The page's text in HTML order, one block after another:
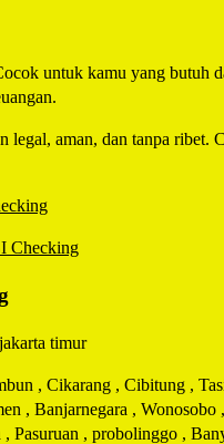
untuk kamu yang butuh
legal, aman, dan tanpa
Checking
timur
, Cikarang , Cibitung ,
, Banjarnegara ,
, probolinggo ,